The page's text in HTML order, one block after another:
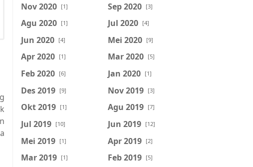
Nov 2020 [1] Sep 2020 [3]
Agu 2020 [1] Jul 2020 [4]
Jun 2020 [4] Mei 2020 [9]
Apr 2020 [1] Mar 2020 [5]
Feb 2020 [6] Jan 2020 [1]
Des 2019 [9] Nov 2019 [3]
Okt 2019 [1] Agu 2019 [7]
Jul 2019 [10] Jun 2019 [12]
Mei 2019 [1] Apr 2019 [2]
Mar 2019 [1] Feb 2019 [5]